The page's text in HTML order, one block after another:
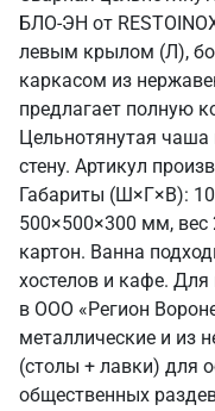
БЛО-ЭН от
левым крылом (Л),
каркасом из
предлагает полную
Цельнотянутая чаша
стену. Артикул
Габариты (Ш×Г×В):
500×500×300 мм, вес
картон. Ванна
хостелов и кафе.
в ООО «Регион
металлические и из
(столы + лавки) для
общественных